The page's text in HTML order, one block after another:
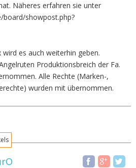
Näheres erfahren sie unter
showpost.php?
es auch weiterhin geben.
Produktionsbreich der Fa.
Alle Rechte (Marken-,
wurden mit übernommen.